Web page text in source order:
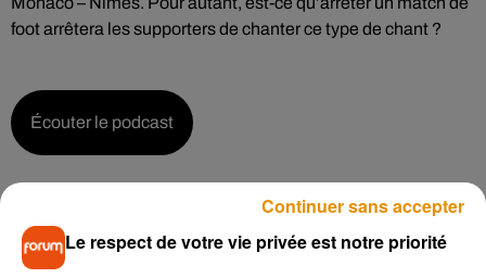
foot arrêtera les supporters de chanter ce type de chant ?
Écouter le podcast
Lors de la rencontre entre Angers Sco et Metz, c’est bien une
insulte homophobe qui a été écrite sur la fameuse banderole.
Mais si une autre insulte, sans caractère homophobe avait
Le respect de votre vie privée est notre priorité
Continuer sans accepter